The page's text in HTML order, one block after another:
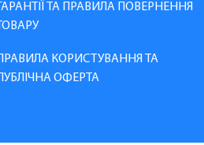
ГАРАНТІЇ ТА ПРАВИЛА ПОВЕРНЕННЯ
ТОВАРУ
ПРАВИЛА КОРИСТУВАННЯ ТА
ПУБЛІЧНА ОФЕРТА